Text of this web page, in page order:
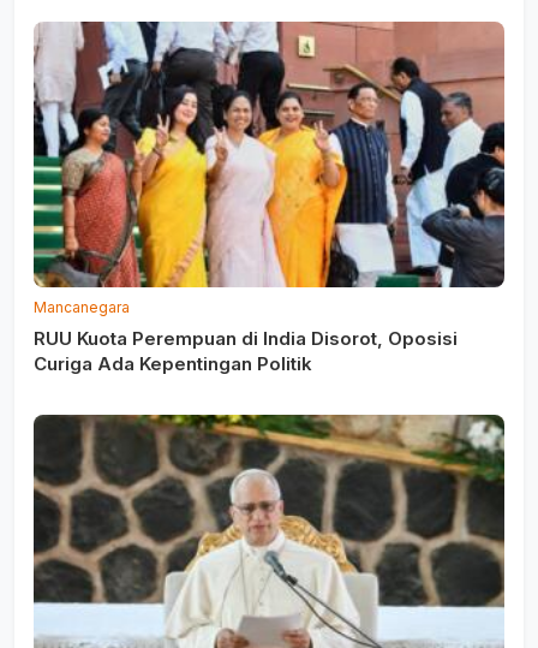
Mancanegara
RUU Kuota Perempuan di India Disorot, Oposisi
Curiga Ada Kepentingan Politik